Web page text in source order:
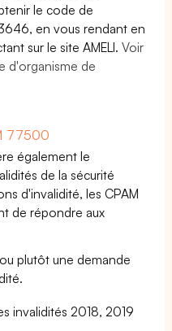
le code de
en vous rendant en
sur le site AMELI.Voir
d'organisme de
77500
également le
de la sécurité
d'invalidité, les CPAM
de répondre aux
plutôt une demande
invalidités 2018, 2019